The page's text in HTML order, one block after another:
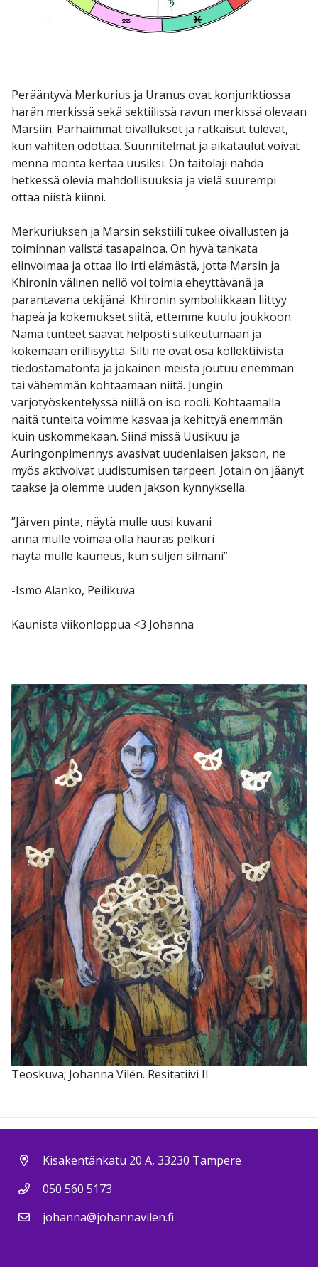
Perääntyvä Merkurius ja Uranus ovat konjunktiossa
härän merkissä sekä sektiilissä ravun merkissä olevaan
Marsiin. Parhaimmat oivallukset ja ratkaisut tulevat,
kun vähiten odottaa. Suunnitelmat ja aikataulut voivat
mennä monta kertaa uusiksi. On taitolaji nähdä
hetkessä olevia mahdollisuuksia ja vielä suurempi
ottaa niistä kiinni.
Merkuriuksen ja Marsin sekstiili tukee oivallusten ja
toiminnan välistä tasapainoa. On hyvä tankata
elinvoimaa ja ottaa ilo irti elämästä, jotta Marsin ja
Khironin välinen neliö voi toimia eheyttävänä ja
parantavana tekijänä. Khironin symboliikkaan liittyy
häpeä ja kokemukset siitä, ettemme kuulu joukkoon.
Nämä tunteet saavat helposti sulkeutumaan ja
kokemaan erillisyyttä. Silti ne ovat osa kollektiivista
tiedostamatonta ja jokainen meistä joutuu enemmän
tai vähemmän kohtaamaan niitä. Jungin
varjotyöskentelyssä niillä on iso rooli. Kohtaamalla
näitä tunteita voimme kasvaa ja kehittyä enemmän
kuin uskommekaan. Siinä missä Uusikuu ja
Auringonpimennys avasivat uudenlaisen jakson, ne
myös aktivoivat uudistumisen tarpeen. Jotain on jäänyt
taakse ja olemme uuden jakson kynnyksellä.
”Järven pinta, näytä mulle uusi kuvani
anna mulle voimaa olla hauras pelkuri
näytä mulle kauneus, kun suljen silmäni”
-Ismo Alanko, Peilikuva
Kaunista viikonloppua <3 Johanna
Teoskuva; Johanna Vilén. Resitatiivi II
Kisakentänkatu 20 A, 33230 Tampere
050 560 5173
johanna@johannavilen.fi